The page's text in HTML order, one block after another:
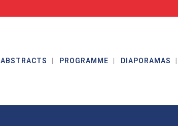
ABSTRACTS PROGRAMME DIAPORAMAS